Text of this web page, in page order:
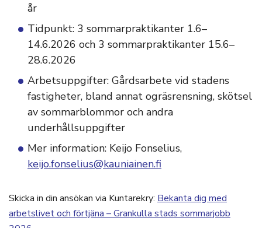
år
Tidpunkt: 3 sommarpraktikanter 1.6–
14.6.2026 och 3 sommarpraktikanter 15.6–
28.6.2026
Arbetsuppgifter: Gårdsarbete vid stadens
fastigheter, bland annat ogräsrensning, skötsel
av sommarblommor och andra
underhållsuppgifter
Mer information: Keijo Fonselius,
keijo.fonselius@kauniainen.fi
Skicka in din ansökan via Kuntarekry: Bekanta dig med
arbetslivet och förtjäna – Grankulla stads sommarjobb